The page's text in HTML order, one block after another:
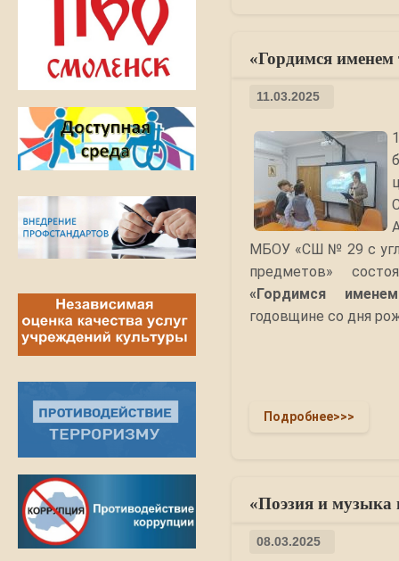
«Гордимся
11.03.2025
МБОУ «СШ № 29 с
предметов»
«Гордимся
годовщине со дня
Подробнее>>>
«Поэзия и музыка
08.03.2025